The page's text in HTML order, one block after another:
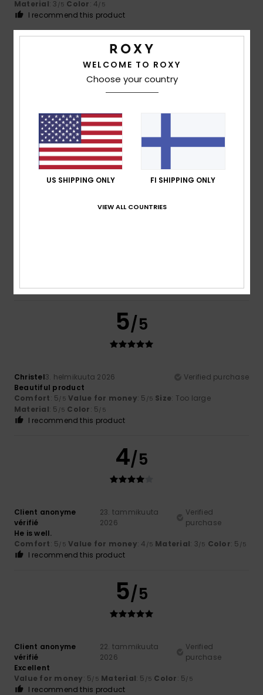
Material: 3 /5 Color: 4/5
I recommend this product
5/5
Nice bag
Comfort: 5/5 Value for money
Material: 5/5 Color: 5/5
I recommend this product
5
5/5
Christel3. helmikuuta 2026
Verified purchase
Beautiful product
Comfort: 5/5 Value for money: 5 /5 Size: Too large
Material: 5 /5 Color: 5/5
I recommend this product
4/5
Client anonyme
vérifié
23. tammikuuta
2026
Verified
purchase
He is well.
Comfort: 5/5 Value for money: 4 /5 Material: 3/5 Color: 5 /5
I recommend this product
5/5
Client anonyme
vérifié
22. tammikuuta
2026
Verified
purchase
Excellent
Value for money: 5/5 Material: 5 /5 Color: 5/5
I recommend this product
WELCOME TO ROXY
Choose your country
US SHIPPING ONLY FI SHIPPING ONLY
VIEW ALL COUNTRIES